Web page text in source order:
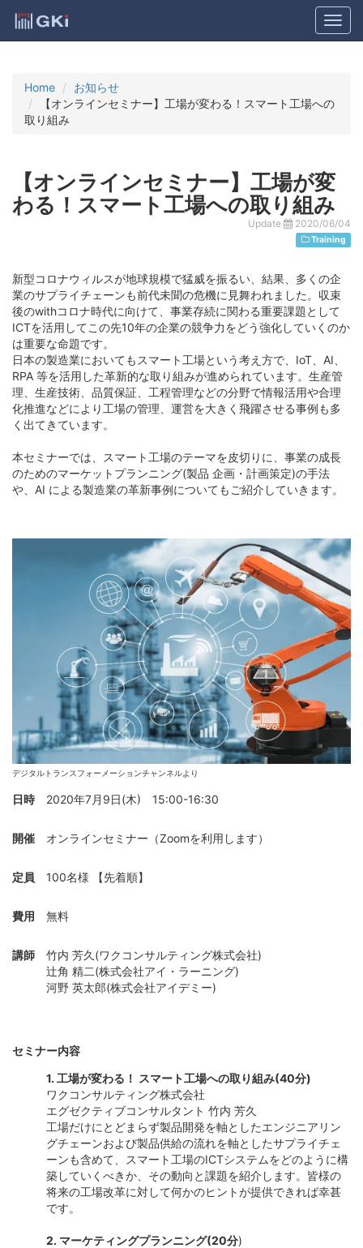
Home
お知らせ
【オンラインセミナー】工場が変わる！スマート工場への
取り組み
【オンラインセミナー】工場が変
わる！スマート工場への取り組み
Update 2020/06/04
Training
新型コロナウィルスが地球規模で猛威を振るい、結果、多くの企
業のサプライチェーンも前代未聞の危機に見舞われました。収束
後のwithコロナ時代に向けて、事業存続に関わる重要課題として
ICTを活用してこの先10年の企業の競争力をどう強化していくのか
は重要な命題です。
日本の製造業においてもスマート工場という考え方で、IoT、AI、
RPA 等を活用した革新的な取り組みが進められています。生産管
理、生産技術、品質保証、工程管理などの分野で情報活用や合理
化推進などにより工場の管理、運営を大きく飛躍させる事例も多
く出てきています。
本セミナーでは、スマート工場のテーマを皮切りに、事業の成長
のためのマーケットプランニング(製品 企画・計画策定)の手法
や、AI による製造業の革新事例についてもご紹介していきます。
デジタルトランスフォーメーションチャンネルより
日時 2020年7月9日(木) 15:00-16:30
開催 オンラインセミナー（Zoomを利用します）
定員 100名様 【先着順】
費用 無料
講師
竹内 芳久(ワクコンサルティング株式会社)
辻角 精二(株式会社アイ・ラーニング)
河野 英太郎(株式会社アイデミー)
セミナー内容
1. 工場が変わる！ スマート工場への取り組み(40分)
ワクコンサルティング株式会社
エグゼクティブコンサルタント 竹内 芳久
工場だけにとどまらず製品開発を軸としたエンジニアリン
グチェーンおよび製品供給の流れを軸としたサプライチェ
ーンも含めて、スマート工場のICTシステムをどのように構
築していくべきか、その動向と課題を紹介します。皆様の
将来の工場改革に対して何かのヒントが提供できれば幸甚
です。
2. マーケティングプランニング(20分)